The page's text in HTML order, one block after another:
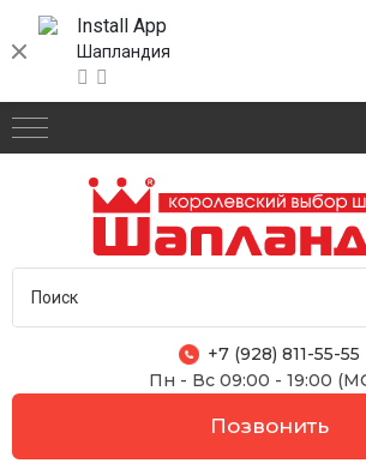
Install App
Шапландия
+7 (928) 811-55-55
Пн - Вс 09:00 - 19:00
Позвонить